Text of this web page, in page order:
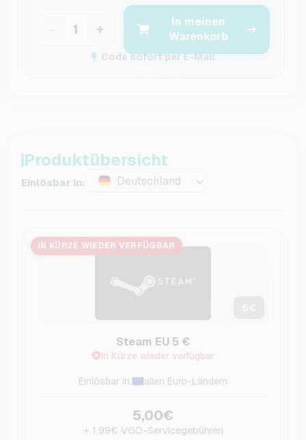
+
In meinen
Warenkorb
Code sofort per E-Mail
Produktübersicht
Einlösbar in: Deutschland
IN KÜRZE WIEDER VERFÜGBAR
Steam EU 5 €
In Kürze wieder verfügbar
Einlösbar in: allen Euro-Ländern
5,00€
+ 1,99€ VGO-Servicegebühren